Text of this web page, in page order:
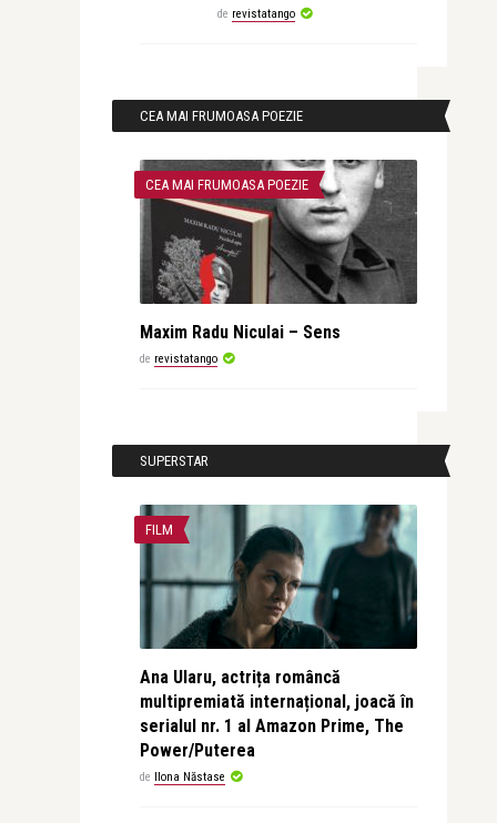
de revistatango
CEA MAI FRUMOASA POEZIE
CEA MAI FRUMOASA POEZIE
Maxim Radu Niculai – Sens
de revistatango
SUPERSTAR
FILM
Ana Ularu, actrița româncă
multipremiată internațional, joacă în
serialul nr. 1 al Amazon Prime, The
Power/Puterea
de Ilona Năstase